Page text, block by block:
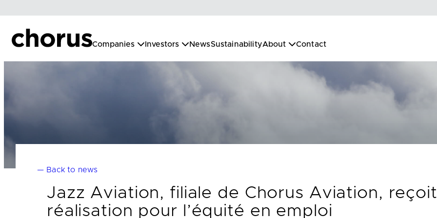
content
Companies Investors NewsSustainabilityAbout Contact
— Back to news
Jazz Aviation, filiale de Chorus Aviation,
réalisation pour l’équité en emploi